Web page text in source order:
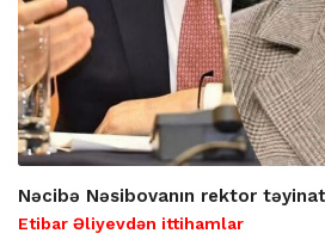
Nəcibə Nəsibovanın rektor
Etibar Əliyevdən ittihamlar